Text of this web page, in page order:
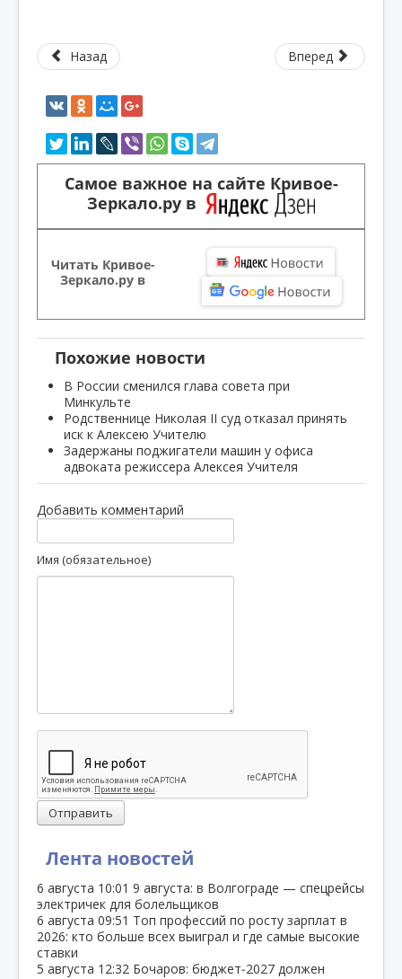
Лента новостей
6 августа 10:01 9 августа: в Волгограде — спецрейсы
электричек для болельщиков
6 августа 09:51 Топ профессий по росту зарплат в
2026: кто больше всех выиграл и где самые высокие
ставки
5 августа 12:32 Бочаров: бюджет‑2027 должен
Назад Вперед
Самое важное на сайте Кривое-
Зеркало.ру в
Читать Кривое-
Зеркало.ру в
Похожие новости
В России сменился глава совета при
Минкульте
Родственнице Николая II суд отказал принять
иск к Алексею Учителю
Задержаны поджигатели машин у офиса
адвоката режиссера Алексея Учителя
Добавить комментарий
Имя (обязательное)
Отправить